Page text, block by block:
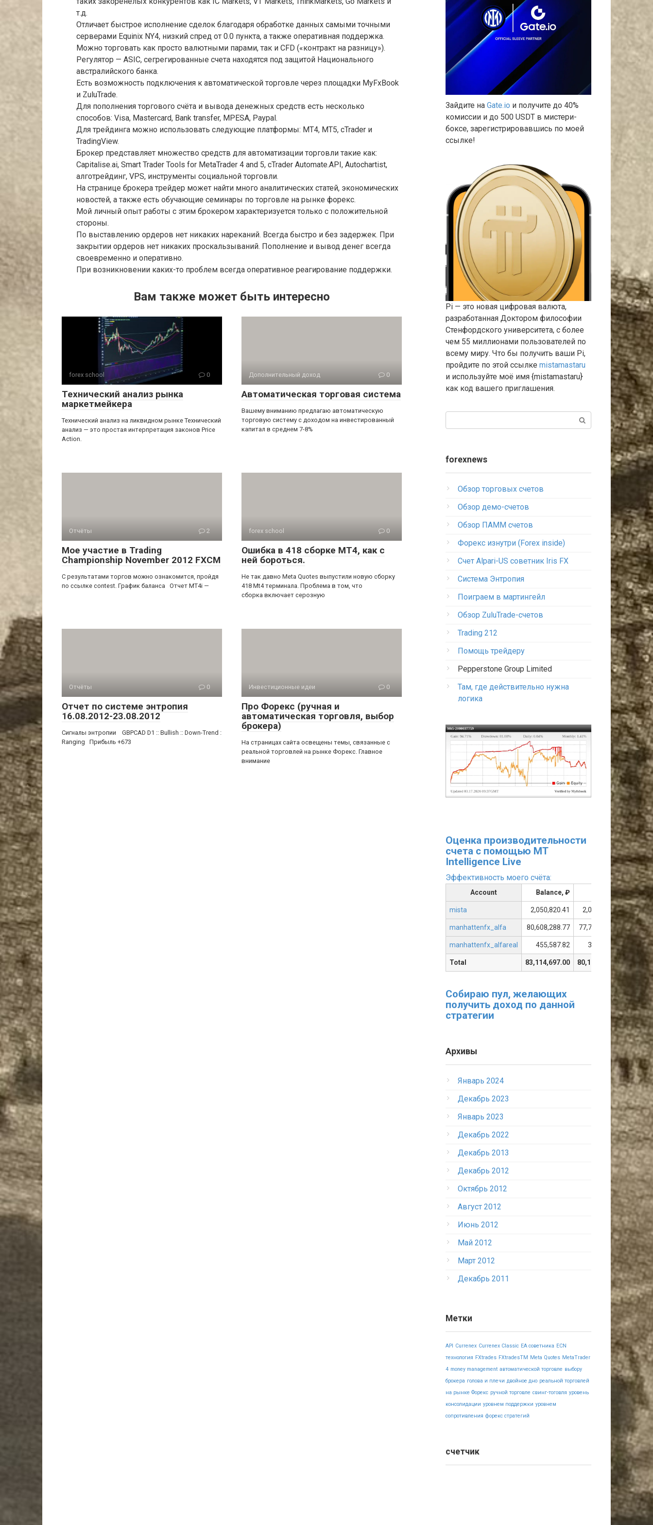
т.д.
Отличает быстрое исполнение сделок благодаря обработке данных самыми точными
серверами Equinix NY4, низкий спред от 0.0 пункта, а также оперативная поддержка.
Можно торговать как просто валютными парами, так и CFD («контракт на разницу»).
Регулятор — ASIC, сегрегированные счета находятся под защитой Национального
австралийского банка.
Есть возможность подключения к автоматической торговле через площадки MyFxBook
и ZuluTrade.
Для пополнения торгового счёта и вывода денежных средств есть несколько
способов: Visa, Mastercard, Bank transfer, MPESA, Paypal.
Для трейдинга можно использовать следующие платформы: MT4, MT5, cTrader и
TradingView.
Брокер представляет множество средств для автоматизации торговли такие как:
Capitalise.ai, Smart Trader Tools for MetaTrader 4 and 5, cTrader Automate.API, Autochartist,
алготрейдинг, VPS, инструменты социальной торговли.
На странице брокера трейдер может найти много аналитических статей, экономических
новостей, а также есть обучающие семинары по торговле на рынке форекс.
Мой личный опыт работы с этим брокером характеризуется только с положительной
стороны.
По выставлению ордеров нет никаких нареканий. Всегда быстро и без задержек. При
закрытии ордеров нет никаких проскальзываний. Пополнение и вывод денег всегда
своевременно и оперативно.
При возникновении каких-то проблем всегда оперативное реагирование поддержки.
Вам также может быть интересно
forex school 0
Технический анализ рынка
маркетмейкера
Технический анализ на ликвидном рынке Технический
анализ — это простая интерпретация законов Price
Action.
Дополнительный доход 0
Автоматическая торговая система
Вашему вниманию предлагаю автоматическую
торговую систему с доходом на инвестированный
капитал в среднем 7-8%
Отчёты 2
Мое участие в Trading
Championship November 2012 FXCM
С результатами торгов можно ознакомится, пройдя
по ссылке contest. График баланса Отчет MT4i —
forex school 0
Ошибка в 418 сборке MT4, как с
ней бороться.
Не так давно Meta Quotes выпустили новую сборку
418 Mt4 терминала. Проблема в том, что
сборка включает серозную
Отчёты 0
Отчет по системе энтропия
16.08.2012-23.08.2012
Сигналы энтропии GBPCAD D1 :: Bullish :: Down-Trend :
Ranging Прибыль +673
Инвестиционные идеи 0
Про Форекс (ручная и
автоматическая торговля, выбор
брокера)
На страницах сайта освещены темы, связанные с
реальной торговлей на рынке Форекс. Главное
внимание
Зайдите на Gate.io и получите до 40%
комиссии и до 500 USDT в мистери-
боксе, зарегистрировавшись по моей
ссылке!
Pi — это новая цифровая валюта,
разработанная Доктором философии
Стенфордского университета, с более
чем 55 миллионами пользователей по
всему миру. Что бы получить ваши Pi,
пройдите по этой ссылке mistamastaru
и используйте моё имя {mistamastaru}
как код вашего приглашения.
forexnews
Обзор торговых счетов
Обзор демо-счетов
Обзор ПАММ счетов
Форекс изнутри (Forex inside)
Счет Alpari-US советник Iris FX
Система Энтропия
Поиграем в мартингейл
Обзор ZuluTrade-счетов
Trading 212
Помощь трейдеру
Pepperstone Group Limited
Там, где действительно нужна
логика
Оценка производительности
счета с помощью MT
Intelligence Live
Эффективность моего счёта:
Account Balance, ₽ Equity, ₽
mista 2,050,820.41 2,050,675.93
manhattenfx_alfa 80,608,288.77 77,772,190.83 -
manhattenfx_alfareal 455,587.82 305,356.74 -
Total 83,114,697.00 80,128,223.50 -
Собираю пул, желающих
получить доход по данной
стратегии
Архивы
Январь 2024
Декабрь 2023
Январь 2023
Декабрь 2022
Декабрь 2013
Декабрь 2012
Октябрь 2012
Август 2012
Июнь 2012
Май 2012
Март 2012
Декабрь 2011
Метки
API Currenex Currenex Classic EA советника ECN
технология FXtrades FXtradesTM Meta Quotes MetaTrader
4 money management автоматической торговле выбору
брокера голова и плечи двойное дно реальной торговлей
на рынке Форекс ручной торговле свинг-тоговля уровень
консолидации уровнем поддержки уровнем
сопротивления форекс стратегий
счетчик